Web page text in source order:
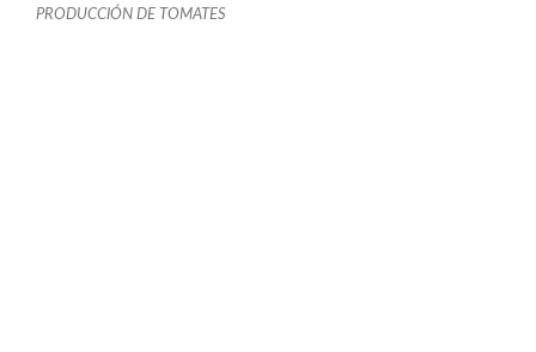
PRODUCCIÓN DE TOMATES